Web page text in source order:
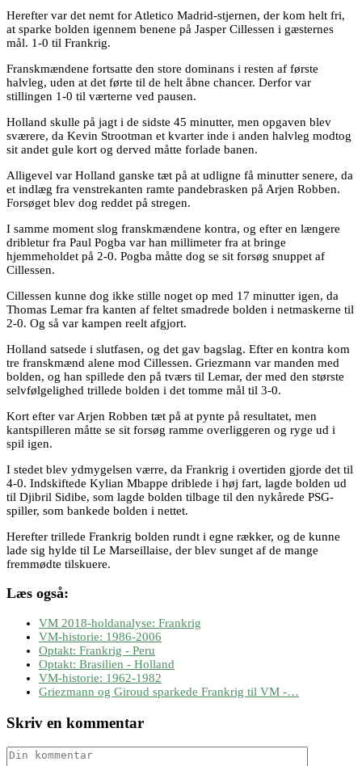
Herefter var det nemt for Atletico Madrid-stjernen, der kom helt fri,
at sparke bolden igennem benene på Jasper Cillessen i gæsternes
mål. 1-0 til Frankrig.
Franskmændene fortsatte den store dominans i resten af første
halvleg, uden at det førte til de helt åbne chancer. Derfor var
stillingen 1-0 til værterne ved pausen.
Holland skulle på jagt i de sidste 45 minutter, men opgaven blev
sværere, da Kevin Strootman et kvarter inde i anden halvleg modtog
sit andet gule kort og derved måtte forlade banen.
Alligevel var Holland ganske tæt på at udligne få minutter senere, da
et indlæg fra venstrekanten ramte pandebrasken på Arjen Robben.
Forsøget blev dog reddet på stregen.
I samme moment slog franskmændene kontra, og efter en længere
dribletur fra Paul Pogba var han millimeter fra at bringe
hjemmeholdet på 2-0. Pogba måtte dog se sit forsøg snuppet af
Cillessen.
Cillessen kunne dog ikke stille noget op med 17 minutter igen, da
Thomas Lemar fra kanten af feltet smadrede bolden i netmaskerne til
2-0. Og så var kampen reelt afgjort.
Holland satsede i slutfasen, og det gav bagslag. Efter en kontra kom
tre franskmænd alene mod Cillessen. Griezmann var manden med
bolden, og han spillede den på tværs til Lemar, der med den største
selvfølgelighed trillede bolden i det tomme mål til 3-0.
Kort efter var Arjen Robben tæt på at pynte på resultatet, men
kantspilleren måtte se sit forsøg ramme overliggeren og ryge ud i
spil igen.
I stedet blev ydmygelsen værre, da Frankrig i overtiden gjorde det til
4-0. Indskiftede Kylian Mbappe driblede i høj fart, lagde bolden ud
til Djibril Sidibe, som lagde bolden tilbage til den nykårede PSG-
spiller, som bankede bolden i nettet.
Herefter trillede Frankrig bolden rundt i egne rækker, og de kunne
lade sig hylde til Le Marseillaise, der blev sunget af de mange
fremmødte tilskuere.
Læs også:
VM 2018-holdanalyse: Frankrig
VM-historie: 1986-2006
Optakt: Frankrig - Peru
Optakt: Brasilien - Holland
VM-historie: 1962-1982
Griezmann og Giroud sparkede Frankrig til VM -…
Skriv en kommentar